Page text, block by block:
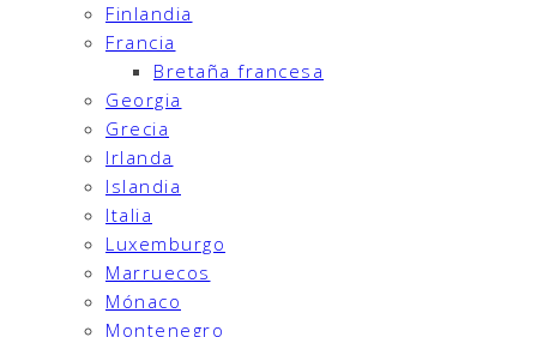
Finlandia
Francia
Bretaña francesa
Georgia
Grecia
Irlanda
Islandia
Italia
Luxemburgo
Marruecos
Mónaco
Montenegro